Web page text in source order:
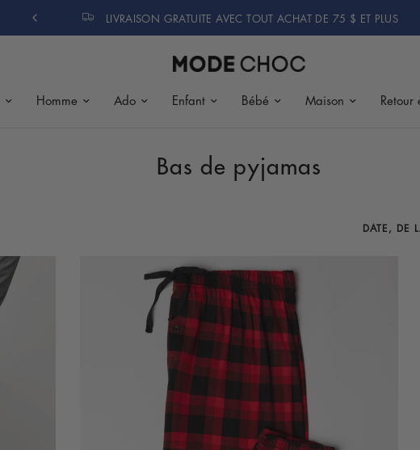
LIVRAISON GRATUITE AVEC TOUT ACHAT DE 75 $ ET PLUS
Homme Ado Enfant Bébé Maison Retour
Bas de pyjamas
Trier par :